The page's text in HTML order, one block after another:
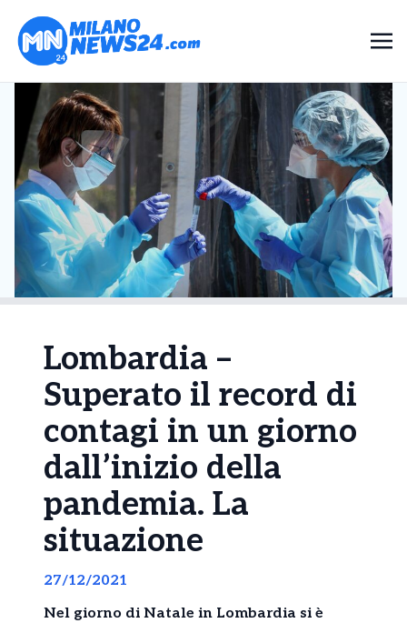
Lombardia –
Superato il record di
contagi in un giorno
dall’inizio della
pandemia. La
situazione
27/12/2021
Nel giorno di Natale in Lombardia si è